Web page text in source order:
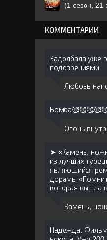
(1 сезон, 21
КОММЕНТАРИИ
Задолбала уже
подозрениями
Любовь
Огонь
➤ «Камень,
из лучших
являющийся
дорамы
которая вышла
Камень,
Надежда. Фильм